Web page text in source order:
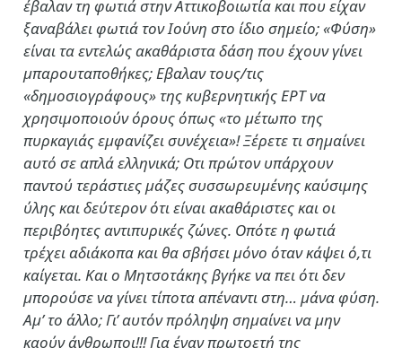
έβαλαν τη φωτιά στην Αττικοβοιωτία και που είχαν
ξαναβάλει φωτιά τον Ιούνη στο ίδιο σημείο; «Φύση»
είναι τα εντελώς ακαθάριστα δάση που έχουν γίνει
μπαρουταποθήκες; Εβαλαν τους/τις
«δημοσιογράφους» της κυβερνητικής ΕΡΤ να
χρησιμοποιούν όρους όπως «το μέτωπο της
πυρκαγιάς εμφανίζει συνέχεια»! Ξέρετε τι σημαίνει
αυτό σε απλά ελληνικά; Οτι πρώτον υπάρχουν
παντού τεράστιες μάζες συσσωρευμένης καύσιμης
ύλης και δεύτερον ότι είναι ακαθάριστες και οι
περιβόητες αντιπυρικές ζώνες. Οπότε η φωτιά
τρέχει αδιάκοπα και θα σβήσει μόνο όταν κάψει ό,τι
καίγεται. Και ο Μητσοτάκης βγήκε να πει ότι δεν
μπορούσε να γίνει τίποτα απέναντι στη… μάνα φύση.
Αμ’ το άλλο; Γι’ αυτόν πρόληψη σημαίνει να μην
καούν άνθρωποι!!! Για έναν πρωτοετή της